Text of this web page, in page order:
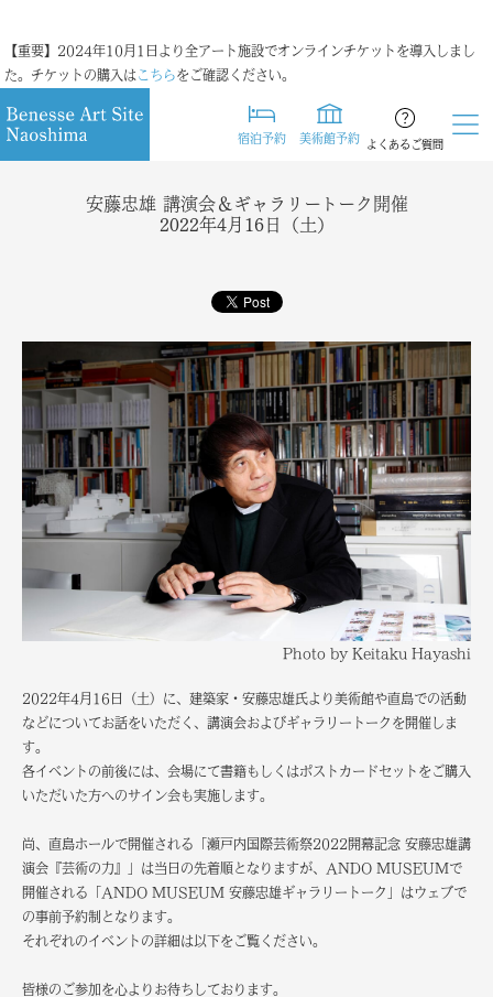
【重要】2024年10月1日より全アート施設でオンラインチケットを導入しまし
た。チケットの購入は こちらをご確認ください。
宿泊予約 美術館予約 よくあるご質問
安藤忠雄 講演会＆ギャラリートーク開催
2022年4月16日（土）
Photo by Keitaku Hayashi
2022年4月16日（土）に、建築家・安藤忠雄氏より美術館や直島での活動
などについてお話をいただく、講演会およびギャラリートークを開催しま
す。
各イベントの前後には、会場にて書籍もしくはポストカードセットをご購入
いただいた方へのサイン会も実施します。
尚、直島ホールで開催される「瀬戸内国際芸術祭2022開幕記念 安藤忠雄講
演会『芸術の力』」は当日の先着順となりますが、ANDO MUSEUMで
開催される「ANDO MUSEUM 安藤忠雄ギャラリートーク」はウェブで
の事前予約制となります。
それぞれのイベントの詳細は以下をご覧ください。
皆様のご参加を心よりお待ちしております。